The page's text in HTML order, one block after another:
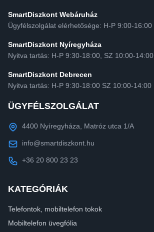
SmartDiszkont Webáruház
Ügyfélszolgálat elérhetősége: H-P 9:00-16:00
SmartDiszkont Nyíregyháza
Nyitva tartás: H-P 9:30-18:00, SZ 10:00-14:00
SmartDiszkont Debrecen
Nyitva tartás: H-P 9:30-18:00 SZ 10:00-14:00
ÜGYFÉLSZOLGÁLAT
4400 Nyíregyháza, Matróz utca 1/A
info@smartdiszkont.hu
+36 20 800 23 23
KATEGÓRIÁK
Telefontok, mobiltelefon tokok
Mobiltelefon üvegfólia